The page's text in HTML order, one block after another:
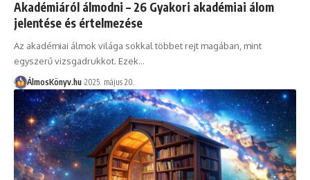
Akadémiáról álmodni – 26 Gyakori akadémiai álom
jelentése és értelmezése
Az akadémiai álmok világa sokkal többet rejt magában, mint
egyszerű vizsgadrukkot. Ezek…
ÁlmosKönyv.hu 2025. május 20.